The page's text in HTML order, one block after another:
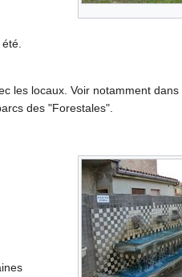
les locaux. Voir notamment
des "Forestales".